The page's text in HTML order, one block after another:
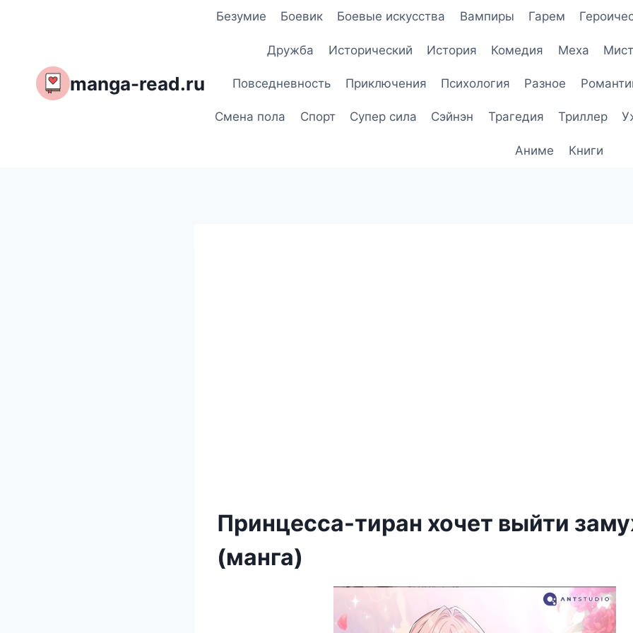
manga-read.ru
Безумие Боевик Боевые искусства Вампиры Гарем
Дружба Исторический История Комедия Меха
Повседневность Приключения Психология Разное
Смена пола Спорт Супер сила Сэйнэн Трагедия Триллер
Аниме Книги
Принцесса-тиран хочет выйти
(манга)